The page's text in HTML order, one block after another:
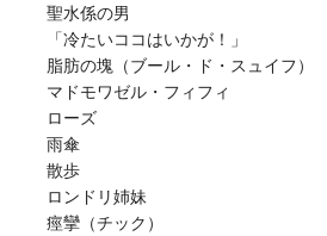
聖水係の男
「冷たいココはいかが！」
脂肪の塊（ブール・ド・スュイフ）
マドモワゼル・フィフィ
ローズ
雨傘
散歩
ロンドリ姉妹
痙攣（チック）